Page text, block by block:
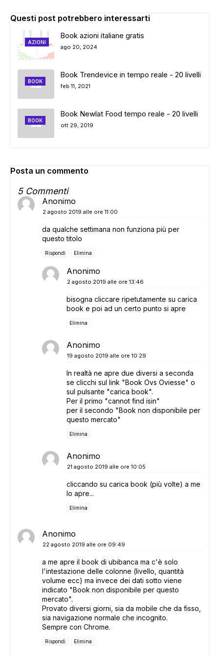
ADS
Questi post potrebbero interessarti
AZIONI
Book azioni italiane gratis
ago 20, 2024
BOOK
Book Trendevice in tempo reale - 20 livelli
feb 11, 2021
BOOK
Book Newlat Food tempo reale - 20 livelli
ott 29, 2019
Posta un commento
5 Commenti
Anonimo
2 agosto 2019 alle ore 11:00
da qualche settimana non funziona più per
questo titolo
Rispondi Elimina
Anonimo
2 agosto 2019 alle ore 13:46
bisogna cliccare ripetutamente su carica
book e poi ad un certo punto si apre
Elimina
Anonimo
19 agosto 2019 alle ore 10:29
In realtà ne apre due diversi a seconda
se clicchi sul link "Book Ovs Oviesse" o
sul pulsante "carica book".
Per il primo "cannot find isin"
per il secondo "Book non disponibile per
questo mercato"
Elimina
Anonimo
21 agosto 2019 alle ore 10:05
cliccando su carica book (più volte) a me
lo apre...
Elimina
Anonimo
22 agosto 2019 alle ore 09:49
a me apre il book di ubibanca ma c'è solo
l'intestazione delle colonne (livello, quantità
volume ecc) ma invece dei dati sotto viene
indicato "Book non disponibile per questo
mercato".
Provato diversi giorni, sia da mobile che da fisso,
sia navigazione normale che incognito.
Sempre con Chrome.
Rispondi Elimina